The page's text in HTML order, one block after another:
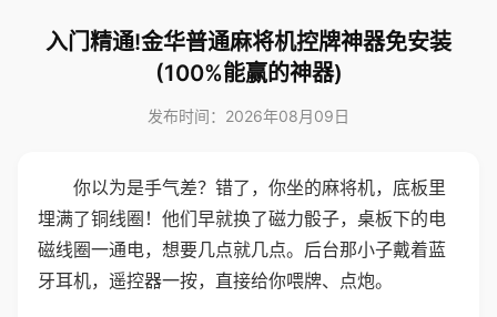
入门精通!金华普通麻将机控牌神器免安装
(100%能赢的神器)
发布时间：2026年08月09日
你以为是手气差？错了，你坐的麻将机，底板里
埋满了铜线圈！他们早就换了磁力骰子，桌板下的电
磁线圈一通电，想要几点就几点。后台那小子戴着蓝
牙耳机，遥控器一按，直接给你喂牌、点炮。